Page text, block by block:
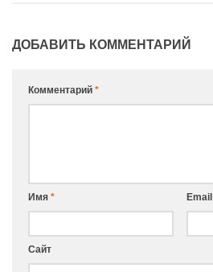
ДОБАВИТЬ КОММЕНТАРИЙ
Комментарий *
Имя * Email
Сайт